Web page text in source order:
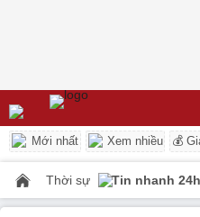
Mới nhất Xem nhiều 💰
Thời sự Tin nhanh 24h